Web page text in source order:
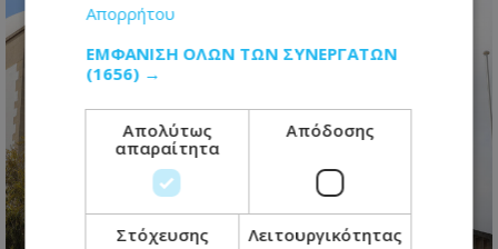
Στο 78% οι εισηγήσεις που
Απορρήτου
ΕΜΦΆΝΙΣΗ ΌΛΩΝ ΤΩΝ ΣΥΝΕΡΓΑΤΏΝ
(1656) →
Απολύτως
απαραίτητα
Απόδοσης
Στόχευσης Λειτουργικότητας